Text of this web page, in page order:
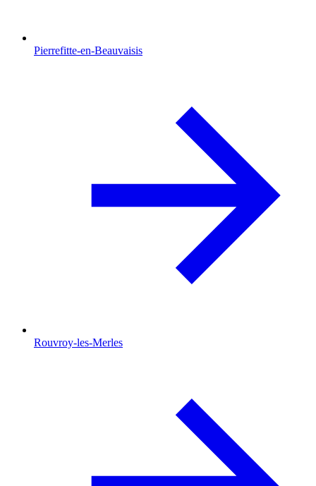
Pierrefitte-en-Beauvaisis
Rouvroy-les-Merles